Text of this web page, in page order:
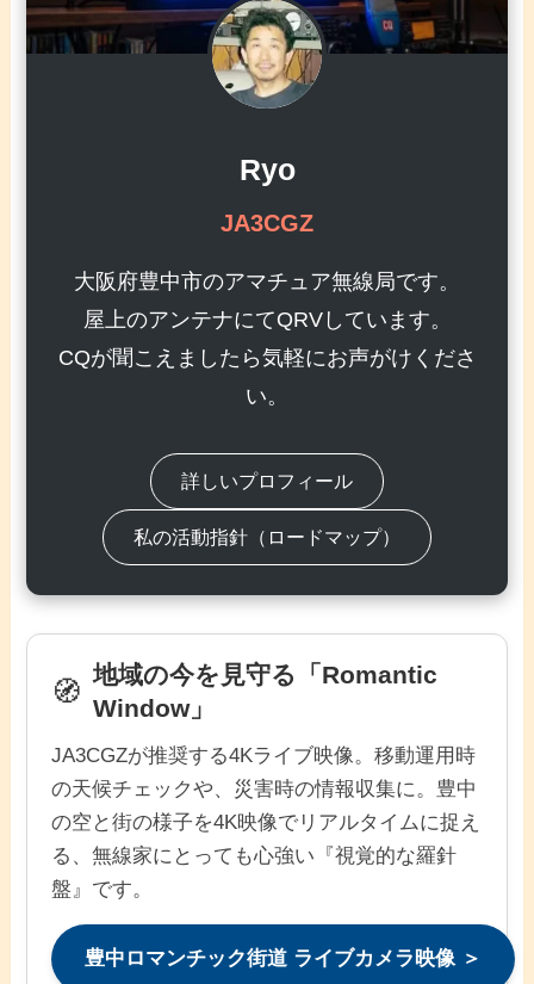
Ryo
JA3CGZ
大阪府豊中市のアマチュア無線局です。
屋上のアンテナにてQRVしています。
CQが聞こえましたら気軽にお声がけくださ
い。
詳しいプロフィール
私の活動指針（ロードマップ）
🧭 地域の今を見守る「Romantic
Window」
JA3CGZが推奨する4Kライブ映像。移動運用時
の天候チェックや、災害時の情報収集に。豊中
の空と街の様子を4K映像でリアルタイムに捉え
る、無線家にとっても心強い『視覚的な羅針
盤』です。
豊中ロマンチック街道 ライブカメラ映像 ＞